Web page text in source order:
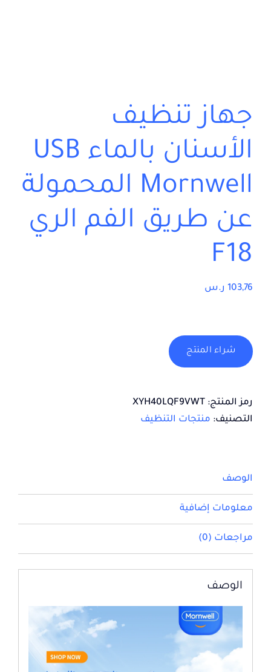
جهاز تنظيف
الأسنان بالماء USB
Mornwell المحمولة
عن طريق الفم الري
F18
103,76 ر.س
شراء المنتج
رمز المنتج: XYH40LQF9VWT
التصنيف: منتجات التنظيف
الوصف
معلومات إضافية
مراجعات (0)
الوصف